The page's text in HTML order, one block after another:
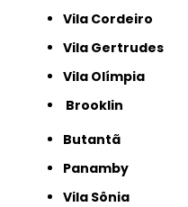
Vila Cordeiro
Vila Gertrudes
Vila Olímpia
Brooklin
Butantã
Panamby
Vila Sônia